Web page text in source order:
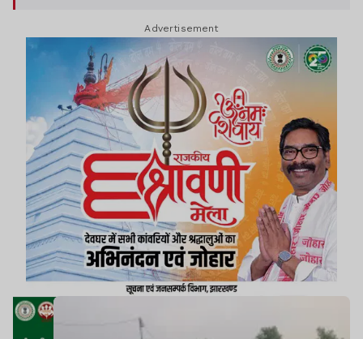
Advertisement